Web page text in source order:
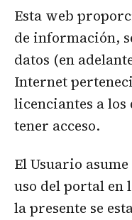
Esta web
de información,
datos (en
Internet
licenciantes a los
tener acceso.
El Usuario
uso del portal en
la presente se